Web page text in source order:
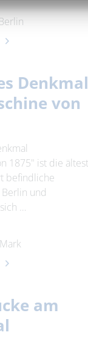
Denkmal
von
1875" ist die
befindliche
und
…
am